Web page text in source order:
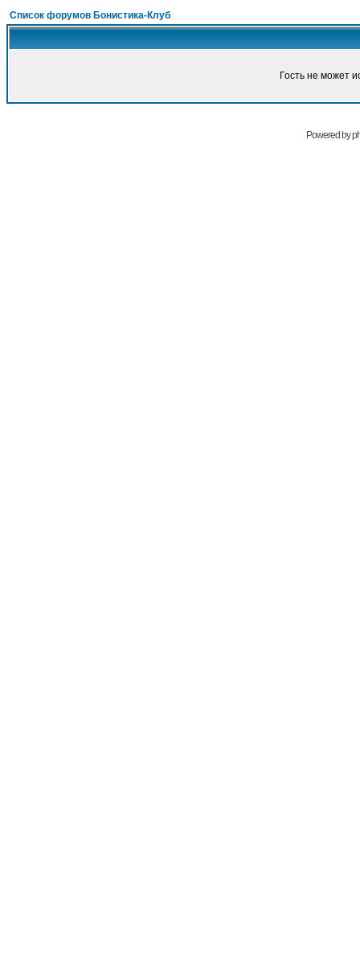
Список форумов Бонистика-Клуб
Гость не может
Powered by